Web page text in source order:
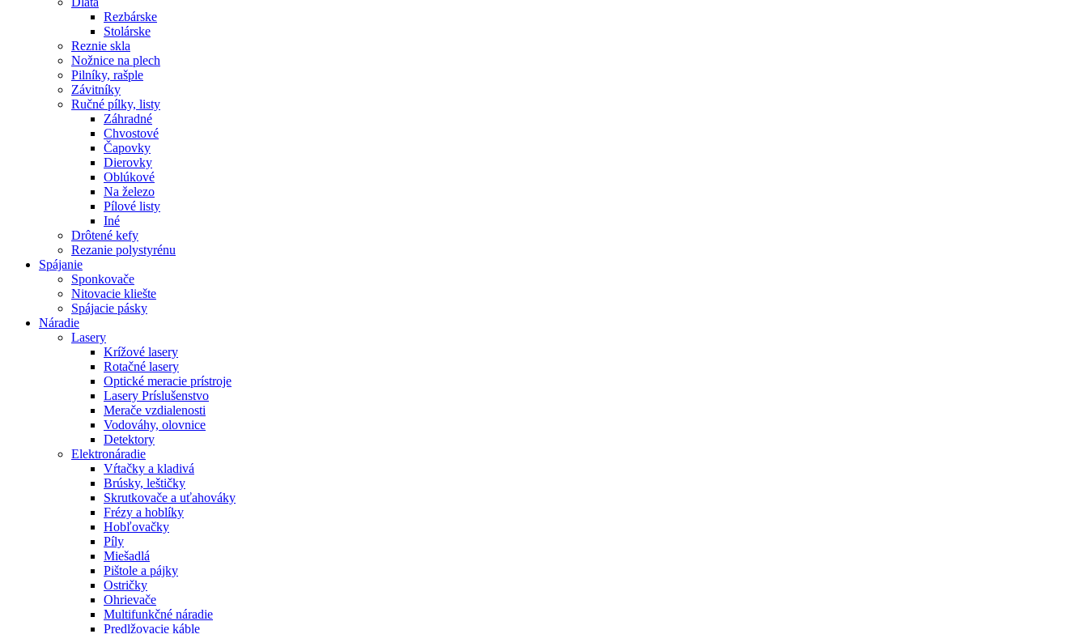
Rezbárske
Stolárske
Reznie skla
Nožnice na plech
Pilníky, rašple
Závitníky
Ručné pílky, listy
Záhradné
Chvostové
Čapovky
Dierovky
Oblúkové
Na železo
Pílové listy
Iné
Drôtené kefy
Rezanie polystyrénu
Spájanie
Sponkovače
Nitovacie kliešte
Spájacie pásky
Náradie
Lasery
Krížové lasery
Rotačné lasery
Optické meracie prístroje
Lasery Príslušenstvo
Merače vzdialenosti
Vodováhy, olovnice
Detektory
Elektronáradie
Vŕtačky a kladivá
Brúsky, leštičky
Skrutkovače a uťahováky
Frézy a hoblíky
Hobľovačky
Píly
Miešadlá
Pištole a pájky
Ostričky
Ohrievače
Multifunkčné náradie
Predlžovacie káble